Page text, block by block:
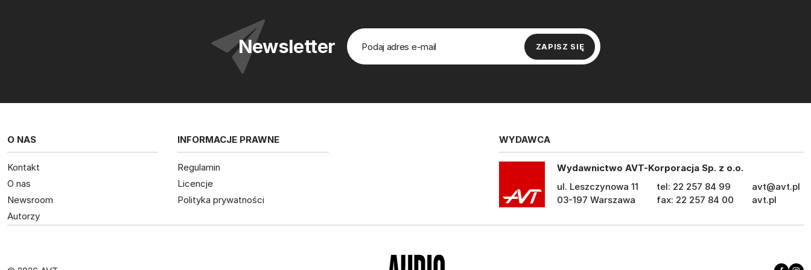
Newsletter
O NAS
Kontakt
O nas
Newsroom
Autorzy
INFORMACJE PRAWNE
Regulamin
Licencje
Polityka prywatności
WYDAWCA
Wydawnictwo AVT-Korporacja Sp. z o.o.
ul. Leszczynowa 11
03-197 Warszawa
tel: 22 257 84 99
fax: 22 257 84 00
avt@avt.pl
avt.pl